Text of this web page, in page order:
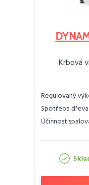
Krbová
Regulovaný
Spotřeba dřeva:
Účinnost